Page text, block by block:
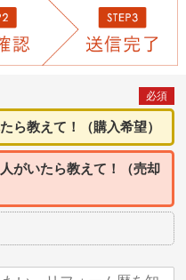
必須
ら教えて！（購入希望）
がいたら教えて！（売却